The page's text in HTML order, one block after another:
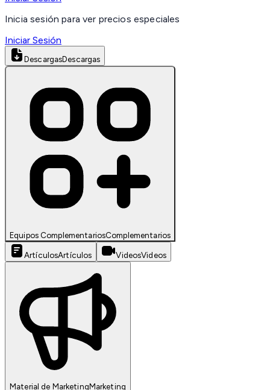
Inicia sesión para ver precios especiales
Iniciar Sesión
DescargasDescargas
Equipos ComplementariosComplementarios
ArtículosArtículos VideosVideos
Material de MarketingMarketing